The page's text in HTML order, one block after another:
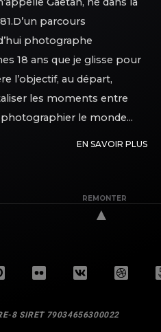
parcours
photographe
18 ans que je glisse pour
l’objectif, au départ,
les moments entre
le monde...
EN SAVOIR PLUS
REMONTER
▲
8 SIRET 79034656300022